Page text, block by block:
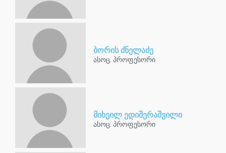
ბორის ძნელაძე
ასოც. პროფესორი
მიხეილ ედიშერაშვილი
ასოც. პროფესორი